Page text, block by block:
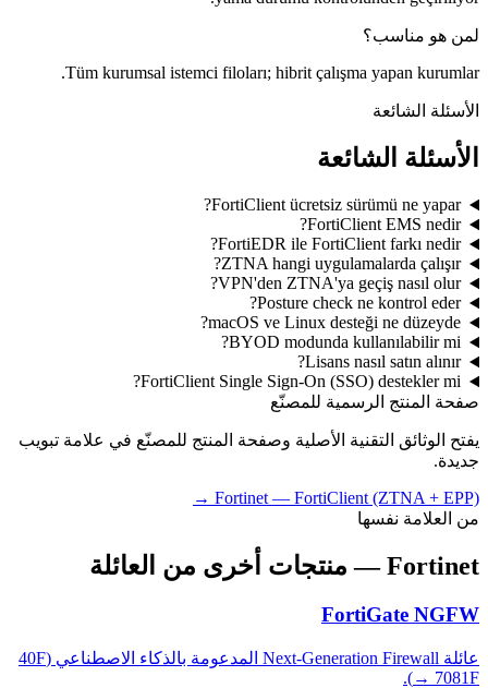
لمن هو مناسب؟
Tüm kurumsal istemci filoları; hibrit çalışma yapan kurumlar.
الأسئلة الشائعة
الأسئلة الشائعة
FortiClient ücretsiz sürümü ne yapar?
FortiClient EMS nedir?
FortiEDR ile FortiClient farkı nedir?
ZTNA hangi uygulamalarda çalışır?
VPN'den ZTNA'ya geçiş nasıl olur?
Posture check ne kontrol eder?
macOS ve Linux desteği ne düzeyde?
BYOD modunda kullanılabilir mi?
Lisans nasıl satın alınır?
FortiClient Single Sign-On (SSO) destekler mi?
صفحة المنتج الرسمية للمصنّع
يفتح الوثائق التقنية الأصلية وصفحة المنتج للمصنّع في علامة تبويب
جديدة.
Fortinet — FortiClient (ZTNA + EPP)
→
من العلامة نفسها
Fortinet — منتجات أخرى من العائلة
FortiGate NGFW
عائلة Next-Generation Firewall المدعومة بالذكاء الاصطناعي (40F
→ 7081F).